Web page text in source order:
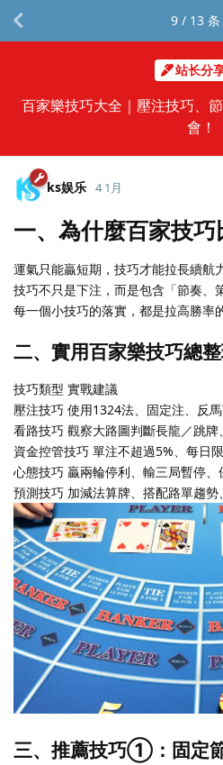
站长分
百家樂技巧大全｜壓注技巧、
會！
9 / 13 条
ks娱乐 4 1月
一、為什麼百家技巧
運氣只能贏短期，技巧才能拉長續航
技巧不只是下注，而是包含「節奏、
每一個小技巧的落實，都是拉高勝率
二、實用百家樂技巧總
技巧類型 實戰建議
壓注技巧 使用1324法、固定注、反
看路技巧 觀察大路圖判斷長龍／跳牌
資金控管技巧 單注不超過5%、每日
心態技巧 贏兩輪停利、輸三局暫停、
預測技巧 加減法算牌、搭配路單趨
三、推薦技巧①：固定